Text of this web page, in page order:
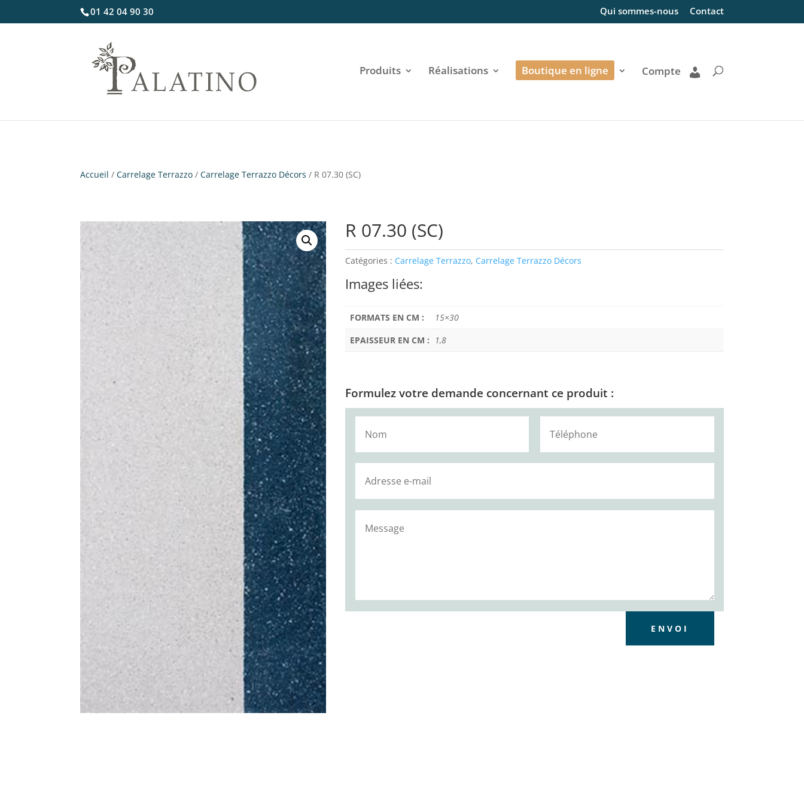
01 42 04 90 30 Qui sommes-nous Contact
Produits Réalisations Boutique en ligne Compte
Accueil /Carrelage Terrazzo /Carrelage Terrazzo Décors / R 07.30 (SC)
R 07.30 (SC)
Catégories : Carrelage Terrazzo, Carrelage Terrazzo Décors
Images liées:
FORMATS EN CM :
15×30
EPAISSEUR EN CM :
1,8
Formulez votre demande concernant ce produit :
ENVOI